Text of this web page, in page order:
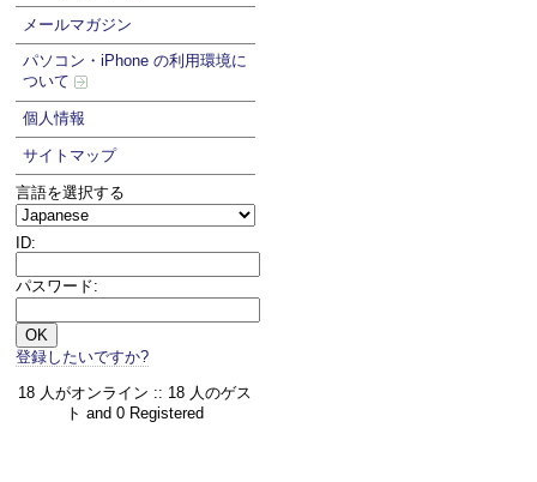
メールマガジン
パソコン・iPhone の利用環境に
ついて
個人情報
サイトマップ
言語を選択する
ID:
パスワード:
登録したいですか?
18 人がオンライン :: 18 人のゲス
ト and 0 Registered